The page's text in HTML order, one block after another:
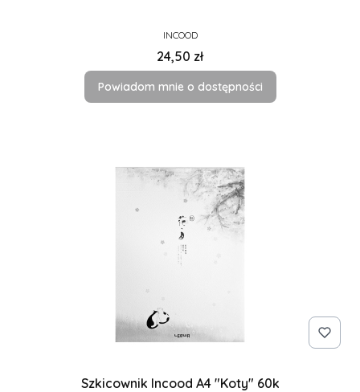
PRODUCENT
INCOOD
Cena
24,50 zł
Powiadom mnie o dostępności
Szkicownik Incood A4 "Koty" 60k